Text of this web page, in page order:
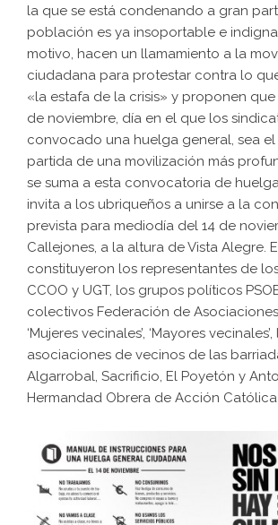
la que se está condenando a gran
población es ya insoportable e
motivo, hacen un llamamiento a la
ciudadana para protestar contra lo
«la estafa de la crisis» y proponen que
de noviembre, día en el que los
convocado una huelga general, sea
partida de una movilización más
se suma a esta convocatoria de
invita a los ubriqueños a unirse a la
prevista para mediodía del 14 de
Callejones, a la altura de Vista Alegre.
constituyeron los representantes de
CCOO y UGT, los grupos políticos
colectivos Federación de
‘Mujeres vecinales’, ‘Mayores vecinales’,
asociaciones de vecinos de las
Algarrobal, Sacrificio, El Poyetón y
Hermandad Obrera de Acción Católica